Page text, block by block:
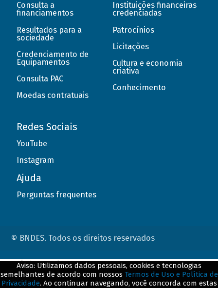
Consulta a
financiamentos
Resultados para a
sociedade
Credenciamento de
Equipamentos
Consulta PAC
Moedas contratuais
Instituições financeiras
credenciadas
Patrocínios
Licitações
Cultura e economia
criativa
Conhecimento
Redes Sociais
YouTube
Instagram
Ajuda
Perguntas frequentes
© BNDES. Todos os direitos reservados
Aviso: Utilizamos dados pessoais, cookies e tecnologias
semelhantes de acordo com nossos Termos de Uso e Política de
Privacidade. Ao continuar navegando, você concorda com estas
ConteÃºdo complementar
${title}${badge}